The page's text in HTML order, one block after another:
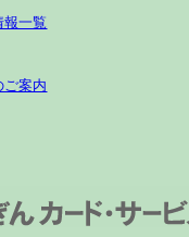
報一覧
ご案内